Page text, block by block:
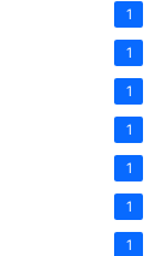
1
1
1
1
1
1
1